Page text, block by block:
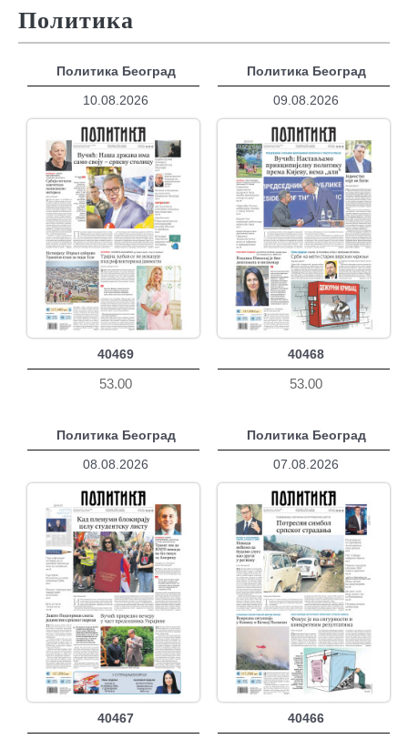
Политика
Политика Београд
10.08.2026
40469
53.00
Политика Београд
09.08.2026
40468
53.00
Политика Београд
08.08.2026
40467
Политика Београд
07.08.2026
40466